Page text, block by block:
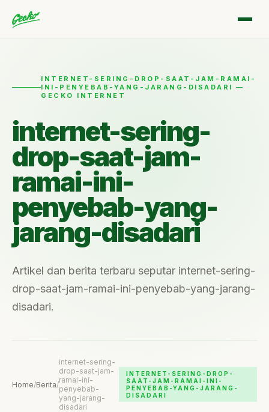
INTERNET-SERING-DROP-SAAT-JAM-RAMAI-
INI-PENYEBAB-YANG-JARANG-DISADARI —
GECKO INTERNET
internet-sering-
drop-saat-jam-
ramai-ini-
penyebab-yang-
jarang-disadari
Artikel dan berita terbaru seputar internet-sering-
drop-saat-jam-ramai-ini-penyebab-yang-jarang-
disadari.
Home/Berita/
internet-sering-
drop-saat-jam-
ramai-ini-
penyebab-
yang-jarang-
disadari
INTERNET-SERING-DROP-
SAAT-JAM-RAMAI-INI-
PENYEBAB-YANG-JARANG-
DISADARI